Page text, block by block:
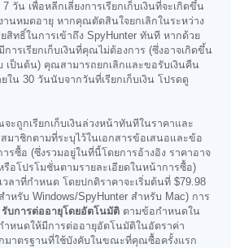
วัน เพื่อหลีกเลี่ยงการเรียกเก็บเงินที่จะเกิดขึ้น
านหมดอายุ หากคุณตัดสินใจยกเลิกในระหว่าง
สิทธิ์ในการเข้าถึง SpyHunter ทันที หากด้วย
ารเรียกเก็บเงินที่คุณไม่ต้องการ (ซึ่งอาจเกิดขึ้น
เป็นต้น) คุณสามารถยกเลิกและขอรับเงินคืน
ใน 30 วันนับจากวันที่เรียกเก็บเงิน โปรดดู
ะถูกเรียกเก็บเงินล่วงหน้าทันทีในราคาและ
มาชิกตามที่ระบุไว้ในเอกสารข้อเสนอและข้อ
รซื้อ (ซึ่งรวมอยู่ในที่นี้โดยการอ้างอิง ราคาอาจ
รือโปรโมชั่นตามรายละเอียดในหน้าการซื้อ)
ลาที่กำหนด โดยปกติราคาจะเริ่มต้นที่ $79.98
ำหรับ Windows/SpyHunter สำหรับ Mac) การ
รับการต่ออายุโดยอัตโนมัติ ตามข้อกำหนดใน
ำหนดให้มีการต่ออายุอัตโนมัติในอัตราค่า
มาตรฐานที่ใช้บังคับในขณะที่คุณซื้อครั้งแรก